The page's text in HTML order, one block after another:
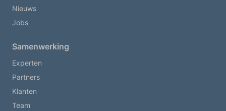
Nieuws
Jobs
Samenwerking
Experten
Partners
Klanten
Team